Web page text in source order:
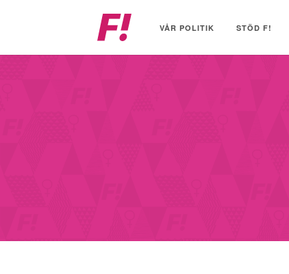
initiativ
VÅR POLITIK STÖD F!